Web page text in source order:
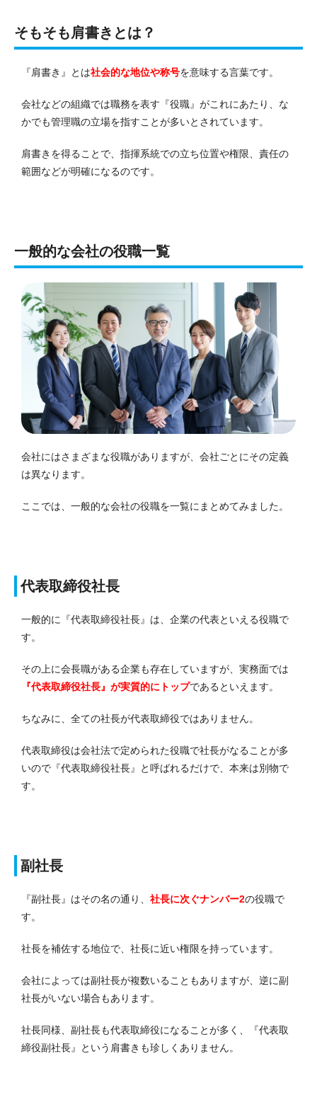
そもそも肩書きとは？
『肩書き』とは社会的な地位や称号を意味する言葉です。
会社などの組織では職務を表す『役職』がこれにあたり、な
かでも管理職の立場を指すことが多いとされています。
肩書きを得ることで、指揮系統での立ち位置や権限、責任の
範囲などが明確になるのです。
一般的な会社の役職一覧
会社にはさまざまな役職がありますが、会社ごとにその定義
は異なります。
ここでは、一般的な会社の役職を一覧にまとめてみました。
代表取締役社長
一般的に『代表取締役社長』は、企業の代表といえる役職で
す。
その上に会長職がある企業も存在していますが、実務面では
『代表取締役社長』が実質的にトップであるといえます。
ちなみに、全ての社長が代表取締役ではありません。
代表取締役は会社法で定められた役職で社長がなることが多
いので『代表取締役社長』と呼ばれるだけで、本来は別物で
す。
副社長
『副社長』はその名の通り、 社長に次ぐナンバー2の役職で
す。
社長を補佐する地位で、社長に近い権限を持っています。
会社によっては副社長が複数いることもありますが、逆に副
社長がいない場合もあります。
社長同様、副社長も代表取締役になることが多く、『代表取
締役副社長』という肩書きも珍しくありません。